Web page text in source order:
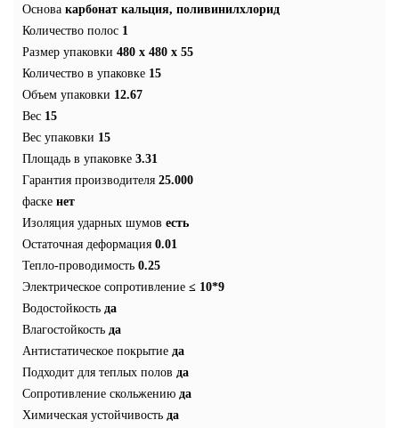
Основа карбонат кальция, поливинилхлорид
Количество полос 1
Размер упаковки 480 x 480 x 55
Количество в упаковке 15
Объем упаковки 12.67
Вес 15
Вес упаковки 15
Площадь в упаковке 3.31
Гарантия производителя 25.000
фаске нет
Изоляция ударных шумов есть
Остаточная деформация 0.01
Тепло-проводимость 0.25
Электрическое сопротивление ≤ 10*9
Водостойкость да
Влагостойкость да
Антистатическое покрытие да
Подходит для теплых полов да
Сопротивление скольжению да
Химическая устойчивость да